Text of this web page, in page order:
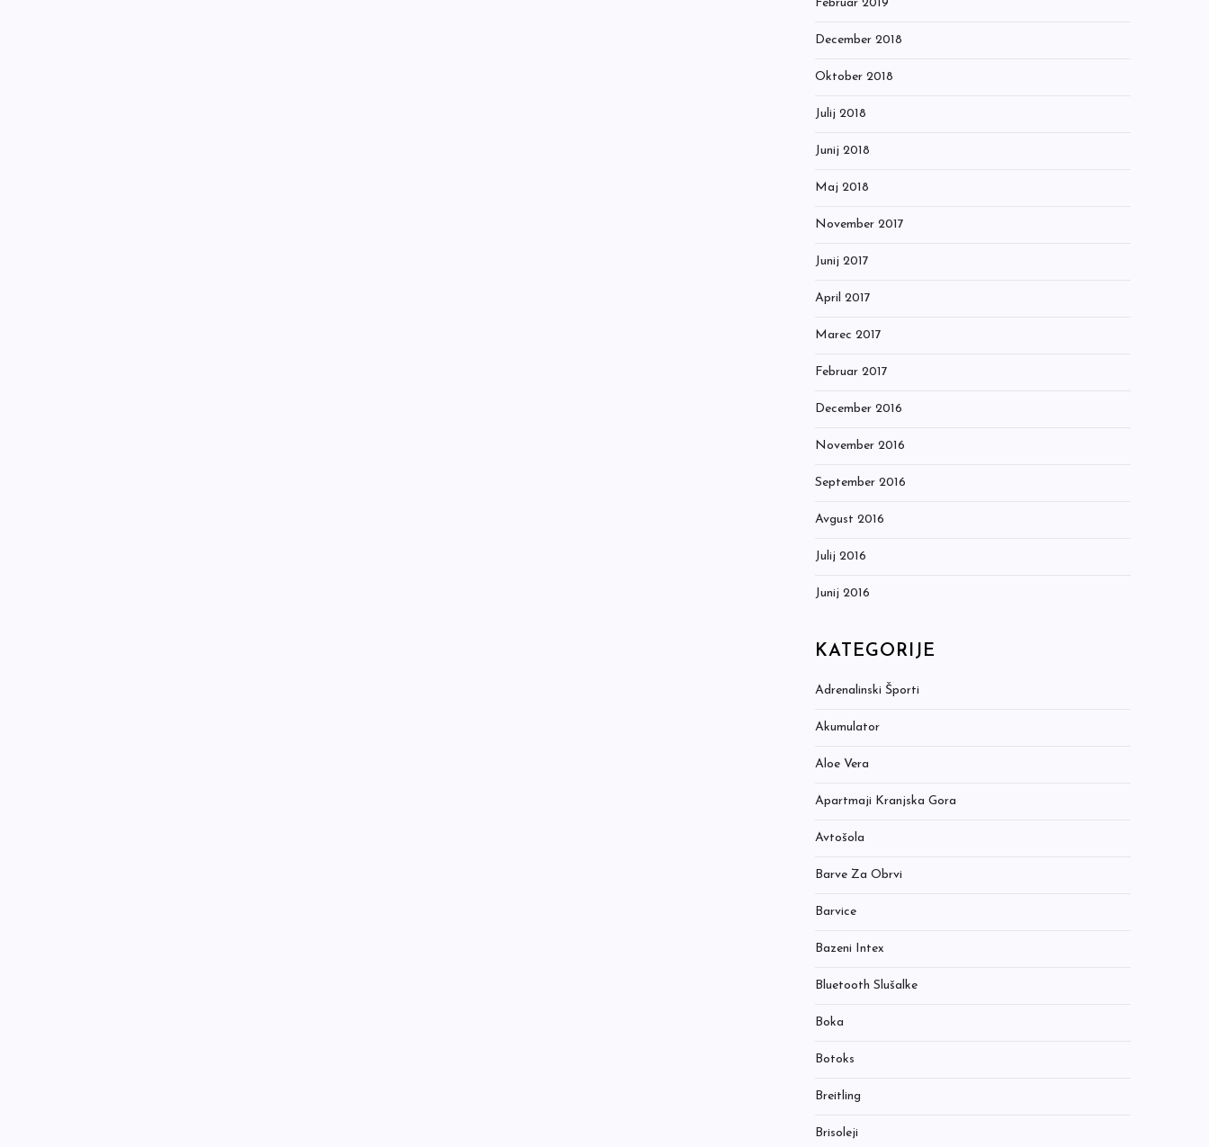
Februar 2019
December 2018
Oktober 2018
Julij 2018
Junij 2018
Maj 2018
November 2017
Junij 2017
April 2017
Marec 2017
Februar 2017
December 2016
November 2016
September 2016
Avgust 2016
Julij 2016
Junij 2016
KATEGORIJE
Adrenalinski Športi
Akumulator
Aloe Vera
Apartmaji Kranjska Gora
Avtošola
Barve Za Obrvi
Barvice
Bazeni Intex
Bluetooth Slušalke
Boka
Botoks
Breitling
Brisoleji